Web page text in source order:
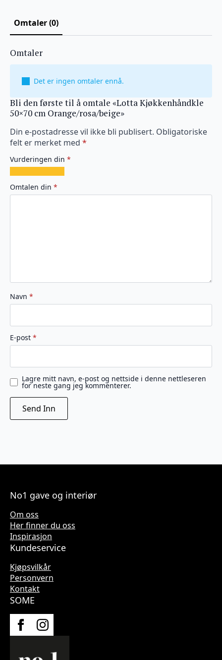
Omtaler (0)
Omtaler
Det er ingen omtaler ennå.
Bli den første til å omtale «Lotta Kjøkkenhåndkle
50×70 cm Orange/rosa/beige»
Din e-postadresse vil ikke bli publisert. Obligatoriske
felt er merket med *
Vurderingen din *
av
5
av
5
av
5
av
5
av
5
Omtalen din *
Navn *
E-post *
Lagre mitt navn, e-post og nettside i denne nettleseren
for neste gang jeg kommenterer.
No1 gave og interiør
Om oss
Her finner du oss
Inspirasjon
Kundeservice
Kjøpsvilkår
Personvern
Kontakt
SOME